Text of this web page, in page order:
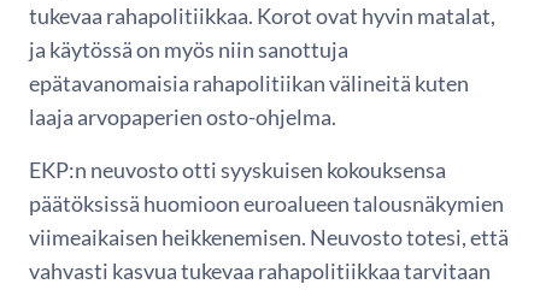
tukevaa rahapolitiikkaa. Korot ovat hyvin matalat,
ja käytössä on myös niin sanottuja
epätavanomaisia rahapolitiikan välineitä kuten
laaja arvopaperien osto-ohjelma.
EKP:n neuvosto otti syyskuisen kokouksensa
päätöksissä huomioon euroalueen talousnäkymien
viimeaikaisen heikkenemisen. Neuvosto totesi, että
vahvasti kasvua tukevaa rahapolitiikkaa tarvitaan